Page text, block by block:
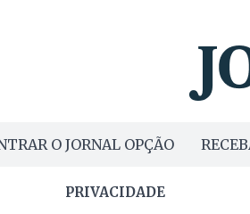
O JORNAL OPÇÃO
PRIVACIDADE